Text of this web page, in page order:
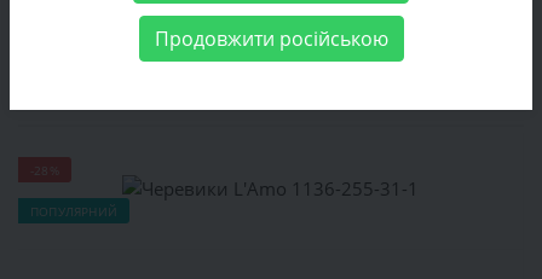
Жіночі товари Жіноче взуття Черевики
Черевики L'Amo
-28%
ПОПУЛЯРНИЙ
Продовжити російською